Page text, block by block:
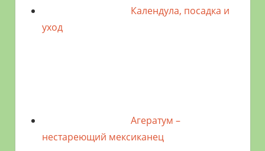
Календула, посадка и
уход
Агератум –
нестареющий мексиканец